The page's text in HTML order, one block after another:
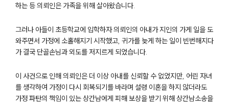
하는 등 의뢰인은 가족을 위해 살아왔습니다.
그러나 아들이 초등학교에 입학하자 의뢰인의 아내가 지인의 가게 일을 도
와주면서 가정에 소홀해지기 시작했고, 귀가를 늦게 하는 일이 빈번해지다
가 결국 단골손님과 외도를 저지르게 되었습니다.
이 사건으로 인해 의뢰인은 더 이상 아내를 신뢰할 수 없었지만, 어린 자녀
를 생각하여 가정이 다시 회복되기를 바라며 설령 이혼을 하지 않더라도
가정 파탄의 책임이 있는 상간남에게 피해 보상을 받기 위해 상간남소송을